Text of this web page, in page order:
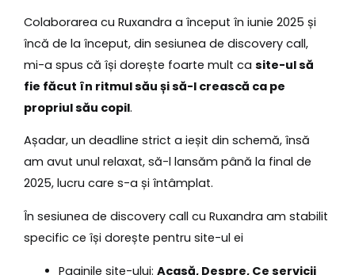
Colaborarea cu Ruxandra a început în iunie 2025 și
încă de la început, din sesiunea de discovery call,
mi-a spus că își dorește foarte mult ca site-ul să
fie făcut în ritmul său și să-l crească ca pe
propriul său copil.
Așadar, un deadline strict a ieșit din schemă, însă
am avut unul relaxat, să-l lansăm până la final de
2025, lucru care s-a și întâmplat.
În sesiunea de discovery call cu Ruxandra am stabilit
specific ce își dorește pentru site-ul ei
Paginile site-ului: Acasă, Despre, Ce servicii